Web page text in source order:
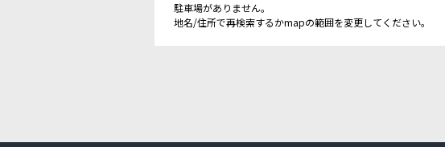
駐車場がありません。
地名/住所で再検索するかmapの範囲を変更してください。